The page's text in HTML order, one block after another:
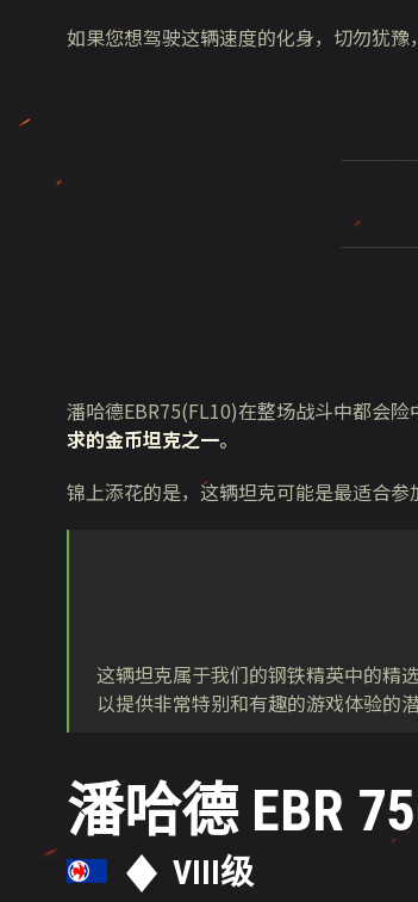
如果您想驾驶这辆速度的化身，切勿犹豫
潘哈德EBR75(FL10)在整场战斗中都会
求的金币坦克之一。
锦上添花的是，这辆坦克可能是最适合
这辆坦克属于我们的钢铁精英中的精
以提供非常特别和有趣的游戏体验的
潘哈德 EBR
VIII级